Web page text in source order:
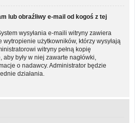
lub obraźliwy e-mail od kogoś z tej
wysyłania e-maili witryny zawiera
użytkowników, którzy wysyłają
witryny pełną kopię
były w niej zawarte nagłówki,
o nadawcy. Administrator będzie
działania.